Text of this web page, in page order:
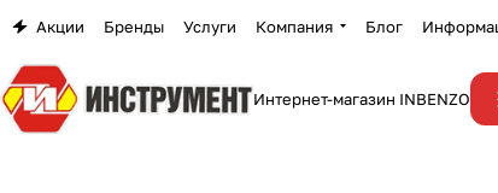
Акции Бренды Услуги Компания Блог
Интернет-магазин INBENZO